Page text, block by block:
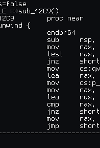
**sub_12C9()
proc near
{
endbr64
sub     rsp,
mov     rax,
test    rax,
jnz     short
mov
lea     rax,
mov
mov     rax,
lea
cmp     rax,
jnz     short
mov     rax,
jmp     short
;